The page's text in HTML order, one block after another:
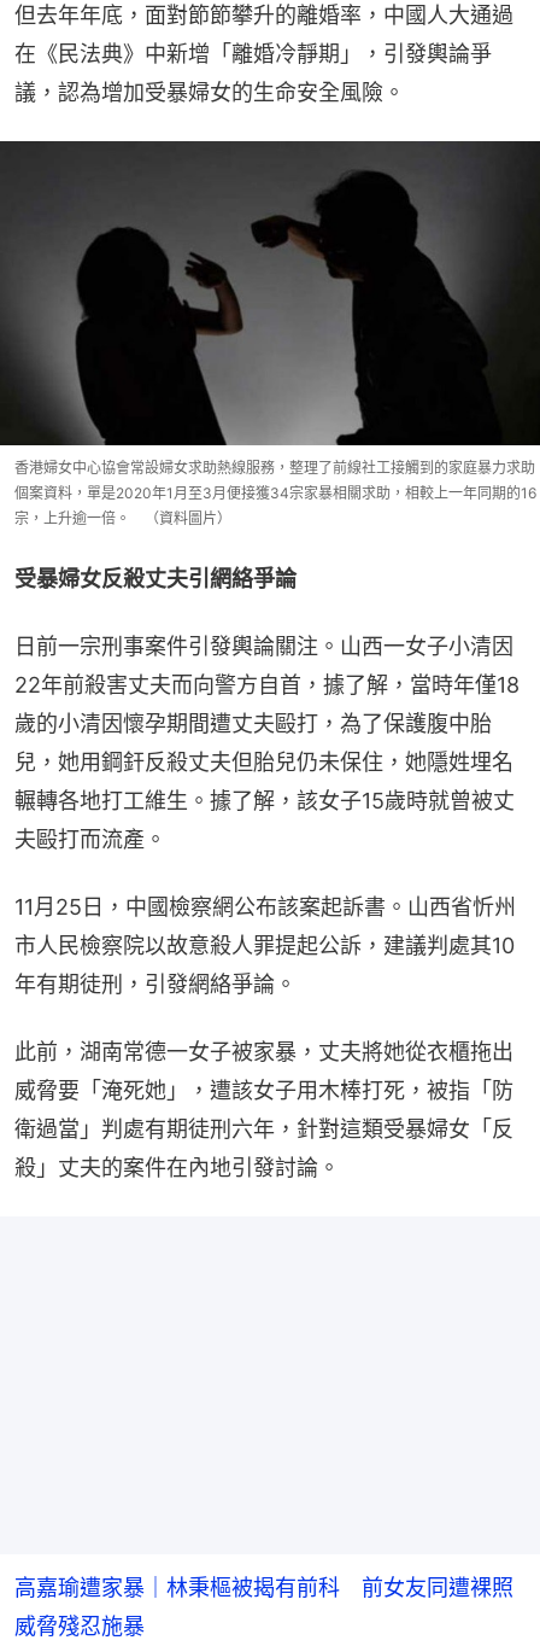
但去年年底，面對節節攀升的離婚率，中國人大通過
在《民法典》中新增「離婚冷靜期」，引發輿論爭
議，認為增加受暴婦女的生命安全風險。
香港婦女中心協會常設婦女求助熱線服務，整理了前線社工接觸到的家庭暴力求助
個案資料，單是2020年1月至3月便接獲34宗家暴相關求助，相較上一年同期的16
宗，上升逾一倍。 （資料圖片）
受暴婦女反殺丈夫引網絡爭論
日前一宗刑事案件引發輿論關注。山西一女子小清因
22年前殺害丈夫而向警方自首，據了解，當時年僅18
歲的小清因懷孕期間遭丈夫毆打，為了保護腹中胎
兒，她用鋼釬反殺丈夫但胎兒仍未保住，她隱姓埋名
輾轉各地打工維生。據了解，該女子15歲時就曾被丈
夫毆打而流產。
11月25日，中國檢察網公布該案起訴書。山西省忻州
市人民檢察院以故意殺人罪提起公訴，建議判處其10
年有期徒刑，引發網絡爭論。
此前，湖南常德一女子被家暴，丈夫將她從衣櫃拖出
威脅要「淹死她」，遭該女子用木棒打死，被指「防
衛過當」判處有期徒刑六年，針對這類受暴婦女「反
殺」丈夫的案件在內地引發討論。
高嘉瑜遭家暴｜林秉樞被揭有前科 前女友同遭裸照
威脅殘忍施暴